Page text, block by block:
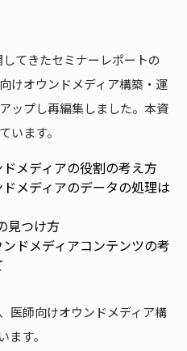
てきたセミナーレポートの
けオウンドメディア構築・運
ップし再編集しました。本資
います。
メディアの役割の考え方
メディアのデータの処理は
見つけ方
ドメディアコンテンツの考
医師向けオウンドメディア構
す。